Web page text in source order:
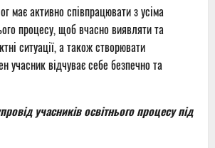
має активно співпрацювати з усіма
процесу, щоб вчасно виявляти та
ситуації, а також створювати
учасник відчуває себе безпечно та
учасників освітнього процесу під